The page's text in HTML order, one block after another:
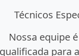
Técnicos
Nossa equipe
para